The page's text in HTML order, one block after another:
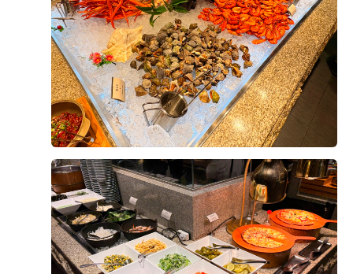
바로 이 해산물 코너잖아요?
위더스는 홍게, 문어, 소라, 굴, 제철 회까지
알차게 구성되어 있어서
부모님도 정말 만족스러워하셨어요.
'음식 신선하고 신경 많이 썼네' 하시는 말씀에
내심 속으로 뿌듯했답니다
초밥코너
광어, 연어, 새우, 장어 초밥부터 롤 종류까지
색감까지 맞춰서 깔끔하게 세팅되어 있었어요.
알록달록 예쁘게 놓여 있으니까
접시에 담으면서도 기분이 좋더라고요!
회도 쫄깃하고 신선해서 한 접시 가득 담아와서
정말 맛있게 먹었습니다.
영등포위더스는 이미지로 보는것과 실물의 차이가 있을
수 있고 주차가 아쉬웠다는 글도 있었기에 객관적인 판단
을 할수 있도록 체크했었습니다. 주차장은 7월 말이라 그
런지 매우 매우 충분할정도록 주차 자리가 많았고 내년 6
월에 첫번째 식이라 주차걱정은 하나도 안해도 되겠다 싶
더군요. 그리고 지하철 영등포시장역 바로 옆, 버스정류
장 바로 앞 이라는 대중교통의 장점도 있었어요.
홀은 이미지보다 훨씬 이쁘다란 생각을 했습니다!
천장고가 높아서 문을 열자마자 앞도되는 듯한 느낌의 웅
장함이 있더라구요. 신부 등장부터 모든 연출과 빵빵한
사운드를 실제로 연출해주셨는데 마치 뮤지컬을 실제 관
람할 때 처럼 감동을 느낄 수 있었습니다.
역동적이었던것이 마음에 쏙들었습니다.^^ 특히 신랑신
26년 8월 7일! 제가 가보고 싶은 웨딩홀이라, 예비신랑한
테 가보자고 해서 다녀왔습니다.
홈페이지로 직접 방문 예약문의를 해서 상담을 받았는데
요. 방문홀투어부터 꼼꼼한 상담해주셨습니다.
엘린홀과 메리엘홀 2개를 픽해서 보여주셨는데, 엘린홀
에 이미 꽂혀버려서 계속 예쁘다 연발을 했어요...!
예랑이도 한번뿐인 웨딩이니 좋은 곳으로 하라고 기꺼이
말해줬고! 바로 당일 계약을 했습니다:)
사실 수원에 있는 여러 웨딩홀을 투어하고 계약까지 해놓
았던 상황인데,
위더스에 오자마자 후회되고, 그냥 이 곳부터 와볼껄 싶
었습니다. 양가 어른들께서도 일단 위치에 너무 크게 만
족하시고 사진으로나마 보여드린 홀 느낌이 너무 예쁘고
좋다고 만족스러워 하시네요. 또 양가 어머님들은 10층
더 보기
+8